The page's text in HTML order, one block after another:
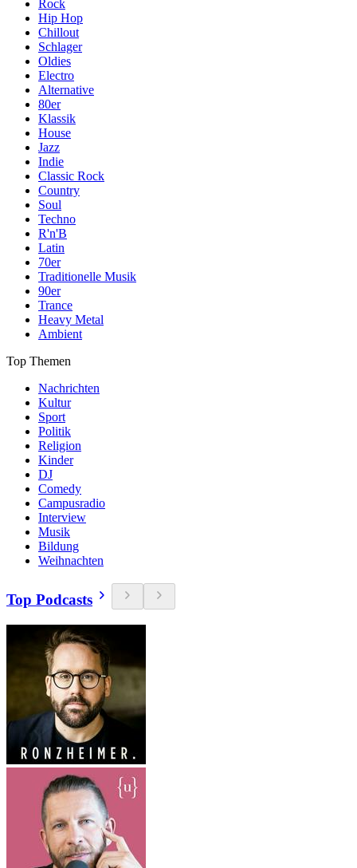
Rock
Hip Hop
Chillout
Schlager
Oldies
Electro
Alternative
80er
Klassik
House
Jazz
Indie
Classic Rock
Country
Soul
Techno
R'n'B
Latin
70er
Traditionelle Musik
90er
Trance
Heavy Metal
Ambient
Top Themen
Nachrichten
Kultur
Sport
Politik
Religion
Kinder
DJ
Comedy
Campusradio
Interview
Musik
Bildung
Weihnachten
Top Podcasts